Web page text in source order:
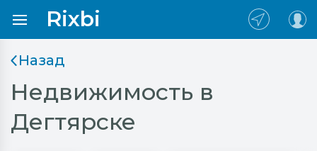
Rixbi
Назад
Недвижимость в
Дегтярске